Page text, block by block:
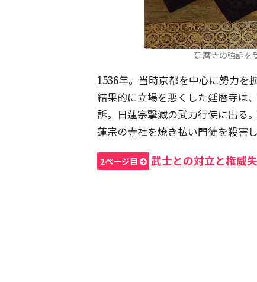
延暦寺の強訴を
1536年。当時京都を中心に勢力を
結果的に立場を悪くした延暦寺は
訴。日蓮宗撃滅の武力行使に出る
蓮宗の寺社を焼き払い門徒を殺害し
2ページ目 武士との対立と権威